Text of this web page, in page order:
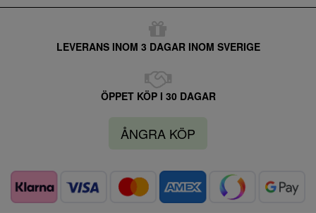
LEVERANS INOM 3 DAGAR INOM SVERIGE
ÖPPET KÖP I 30 DAGAR
ÅNGRA KÖP